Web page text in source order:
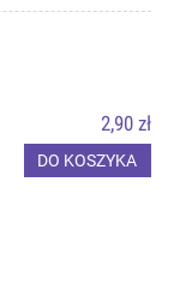
2,90 zł
DO KOSZYKA